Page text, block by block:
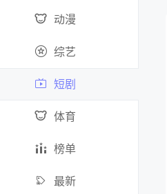
动漫
综艺
短剧
体育
榜单
最新